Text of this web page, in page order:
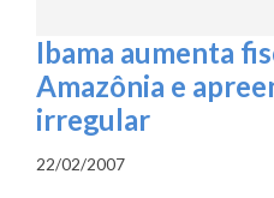
Ibama aumenta
Amazônia e
irregular
22/02/2007